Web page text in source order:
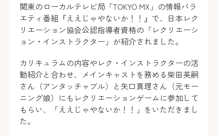
関東のローカルテレビ局「TOKYO MX」の情報バラ
エティ番組『ええじゃやないか！！』で、日本レク
リエーション協会公認指導者資格の「レクリエーシ
ョン・インストラクター」が紹介されました。
カリキュラムの内容やレク・インストラクターの活
動紹介と合わせ、メインキャストを務める柴田英嗣
さん（アンタッチャブル）と矢口真理さん（元モー
ニング娘）にもレクリエーションゲームに参加して
もらい、「ええじゃやないか！！」をいただきまし
た。